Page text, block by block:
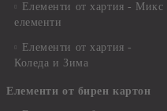
Елементи от хартия - Микс
елементи
Елементи от хартия -
Коледа и Зима
Елементи от бирен картон